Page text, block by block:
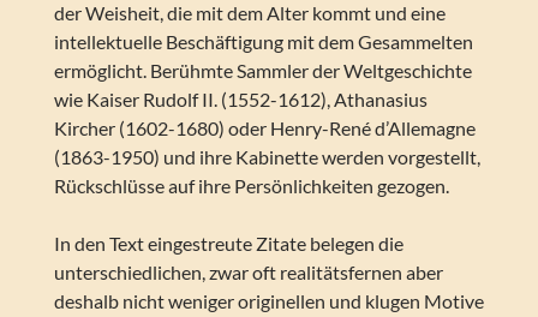
der Weisheit, die mit dem Alter kommt und eine
intellektuelle Beschäftigung mit dem Gesammelten
ermöglicht. Berühmte Sammler der Weltgeschichte
wie Kaiser Rudolf II. (1552-1612), Athanasius
Kircher (1602-1680) oder Henry-René d’Allemagne
(1863-1950) und ihre Kabinette werden vorgestellt,
Rückschlüsse auf ihre Persönlichkeiten gezogen.
In den Text eingestreute Zitate belegen die
unterschiedlichen, zwar oft realitätsfernen aber
deshalb nicht weniger originellen und klugen Motive